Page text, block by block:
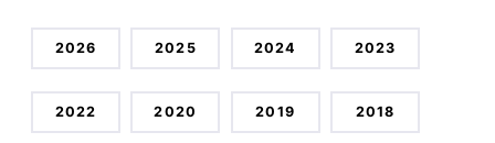
2026 2025 2024 2023
2022 2020 2019 2018